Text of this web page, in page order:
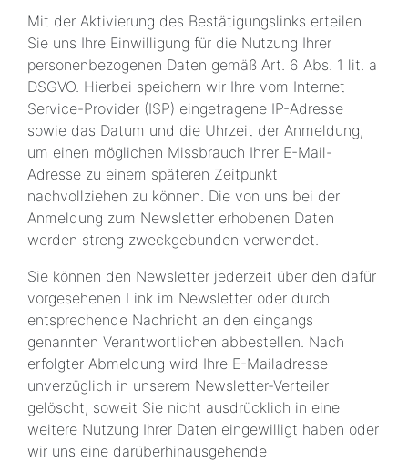
Mit der Aktivierung des Bestätigungslinks erteilen
Sie uns Ihre Einwilligung für die Nutzung Ihrer
personenbezogenen Daten gemäß Art. 6 Abs. 1 lit. a
DSGVO. Hierbei speichern wir Ihre vom Internet
Service-Provider (ISP) eingetragene IP-Adresse
sowie das Datum und die Uhrzeit der Anmeldung,
um einen möglichen Missbrauch Ihrer E-Mail-
Adresse zu einem späteren Zeitpunkt
nachvollziehen zu können. Die von uns bei der
Anmeldung zum Newsletter erhobenen Daten
werden streng zweckgebunden verwendet.
Sie können den Newsletter jederzeit über den dafür
vorgesehenen Link im Newsletter oder durch
entsprechende Nachricht an den eingangs
genannten Verantwortlichen abbestellen. Nach
erfolgter Abmeldung wird Ihre E-Mailadresse
unverzüglich in unserem Newsletter-Verteiler
gelöscht, soweit Sie nicht ausdrücklich in eine
weitere Nutzung Ihrer Daten eingewilligt haben oder
wir uns eine darüberhinausgehende